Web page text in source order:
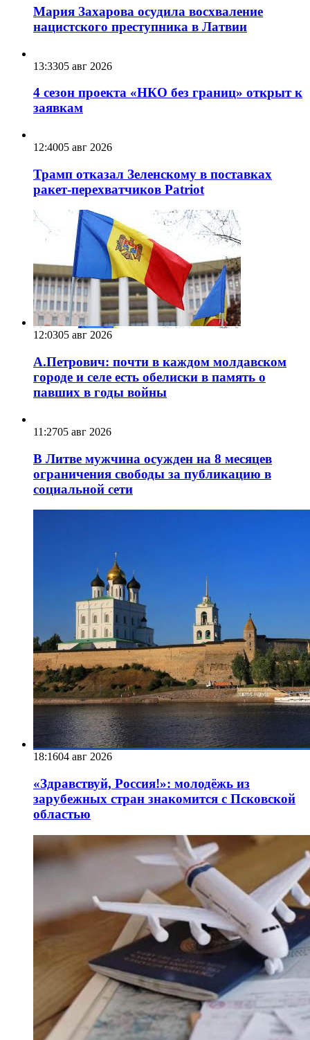
Мария Захарова осудила восхваление
нацистского преступника в Латвии
13:3305 авг 2026
4 сезон проекта «НКО без границ» открыт к
заявкам
12:4005 авг 2026
Трамп отказал Зеленскому в поставках
ракет-перехватчиков Patriot
12:0305 авг 2026
А.Петрович: почти в каждом молдавском
городе и селе есть обелиски в память о
павших в годы войны
11:2705 авг 2026
В Литве мужчина осужден на 8 месяцев
ограничения свободы за публикацию в
социальной сети
18:1604 авг 2026
«Здравствуй, Россия!»: молодёжь из
зарубежных стран знакомится с Псковской
областью